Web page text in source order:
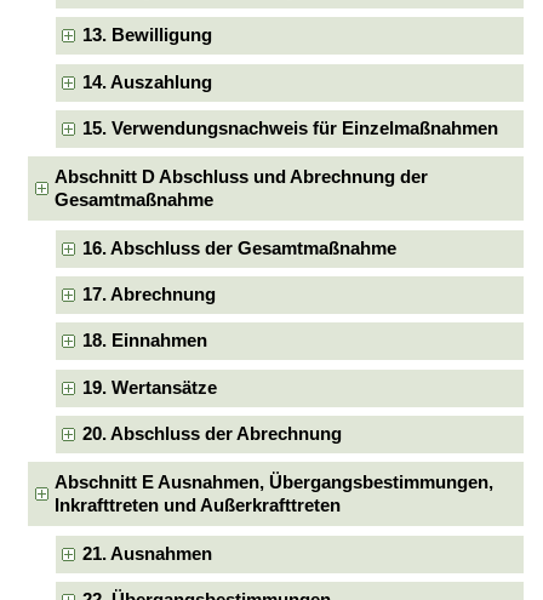
13. Bewilligung
14. Auszahlung
15. Verwendungsnachweis für Einzelmaßnahmen
Abschnitt D Abschluss und Abrechnung der
Gesamtmaßnahme
16. Abschluss der Gesamtmaßnahme
17. Abrechnung
18. Einnahmen
19. Wertansätze
20. Abschluss der Abrechnung
Abschnitt E Ausnahmen, Übergangsbestimmungen,
Inkrafttreten und Außerkrafttreten
21. Ausnahmen